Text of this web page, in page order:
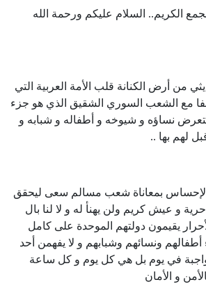
الكريم.. السلام عليكم ورحمة الله
من أرض الكنانة قلب الأمة العربية التي
مع الشعب السوري الشقيق الذي هو جزء
نساؤه و شيوخه و أطفاله و شبابه و
لهم بها ..
الإحساس بمعاناة شعب مسالم سعى ليحقق
و عيش كريم ولن يهنأ له و لا لنا بال
يقيمون دولتهم الموحدة على كامل
أطفالهم ونسائهم وشبابهم و لا يفهمن أحد
في يوم بل هي كل يوم و كل ساعة
و الأمان